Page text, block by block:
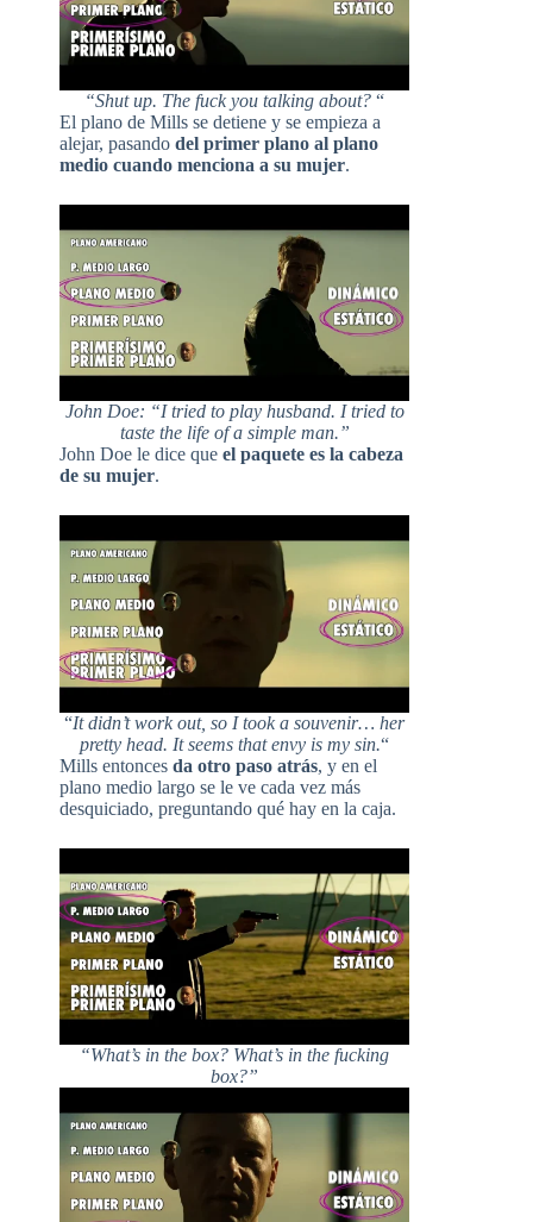
“Shut up. The fuck you talking about? “
El plano de Mills se detiene y se empieza a
alejar, pasando del primer plano al plano
medio cuando menciona a su mujer.
John Doe: “I tried to play husband. I tried to
taste the life of a simple man.”
John Doe le dice que el paquete es la cabeza
de su mujer.
“It didn’t work out, so I took a souvenir… her
pretty head. It seems that envy is my sin.“
Mills entonces da otro paso atrás, y en el
plano medio largo se le ve cada vez más
desquiciado, preguntando qué hay en la caja.
“What’s in the box? What’s in the fucking
box?”